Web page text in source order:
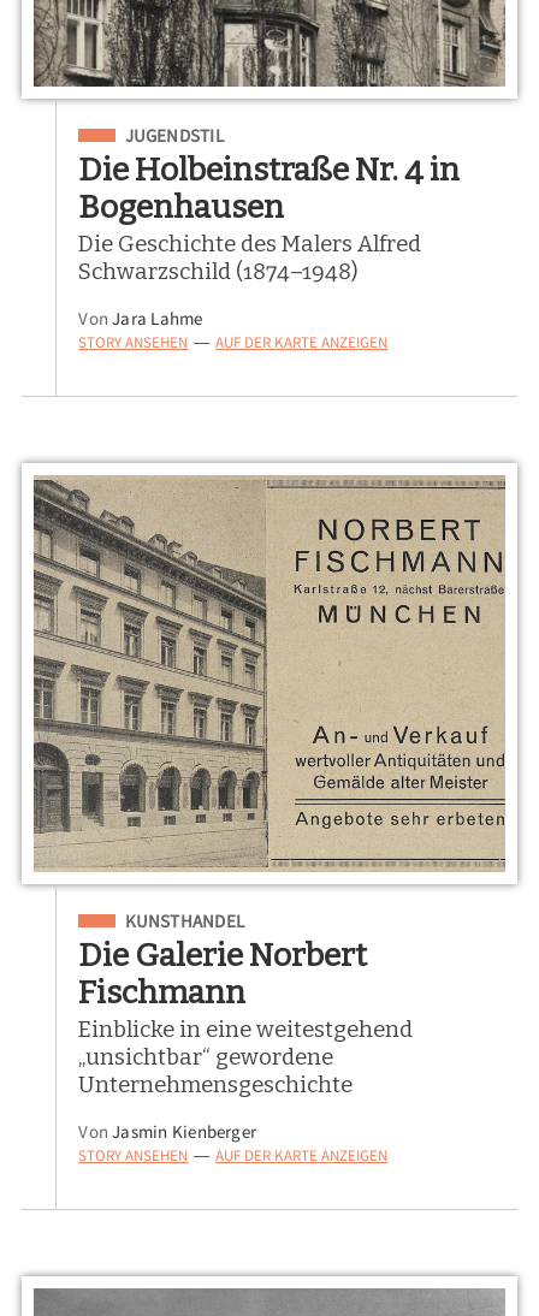
Eingeordnet unter
JUGENDSTIL
Die Holbeinstraße Nr. 4 in
Bogenhausen
Die Geschichte des Malers Alfred
Schwarzschild (1874–1948)
VonJara Lahme
STORY ANSEHEN — AUF DER KARTE ANZEIGEN
Eingeordnet unter
KUNSTHANDEL
Die Galerie Norbert
Fischmann
Einblicke in eine weitestgehend
„unsichtbar“ gewordene
Unternehmensgeschichte
VonJasmin Kienberger
STORY ANSEHEN — AUF DER KARTE ANZEIGEN